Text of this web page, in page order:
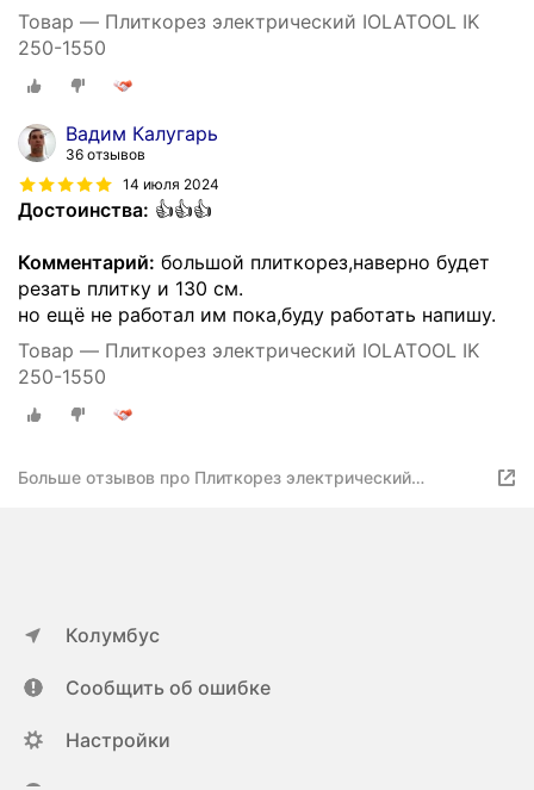
Товар — Плиткорез электрический IOLATOOL IK
250-1550
Вадим Калугарь
36 отзывов
14 июля 2024
Достоинства: 👍👍👍
Комментарий: большой плиткорез,наверно будет
резать плитку и 130 см.
но ещё не работал им пока,буду работать напишу.
Товар — Плиткорез электрический IOLATOOL IK
250-1550
Больше отзывов про Плиткорез электрический
Колумбус
Сообщить об ошибке
Настройки